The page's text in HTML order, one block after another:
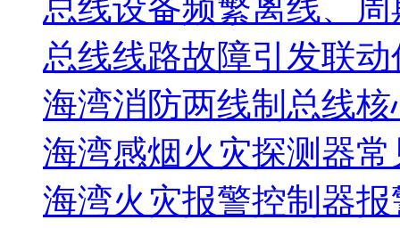
总线设备频繁离线、
总线线路故障引发联
海湾消防两线制总线
海湾感烟火灾探测器
海湾火灾报警控制器报